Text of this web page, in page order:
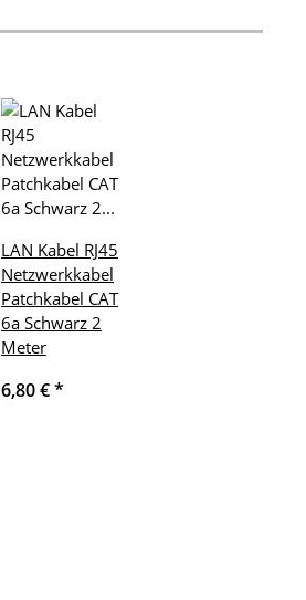
LAN Kabel RJ45
Netzwerkkabel
Patchkabel CAT
6a Schwarz 2
Meter
6,80 €*